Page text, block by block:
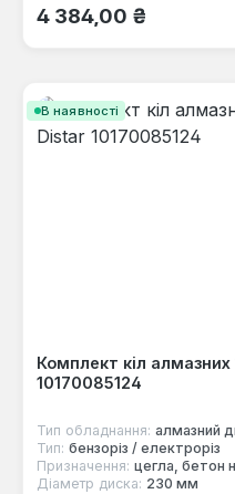
Звичайна ціна:
4 384,00 ₴
В наявності
Комплект кіл алмазних
10170085124
Тип обладнання: алмазний
Тип: бензоріз / електроріз
Призначення: цегла, бетон
Діаметр диска: 230 мм